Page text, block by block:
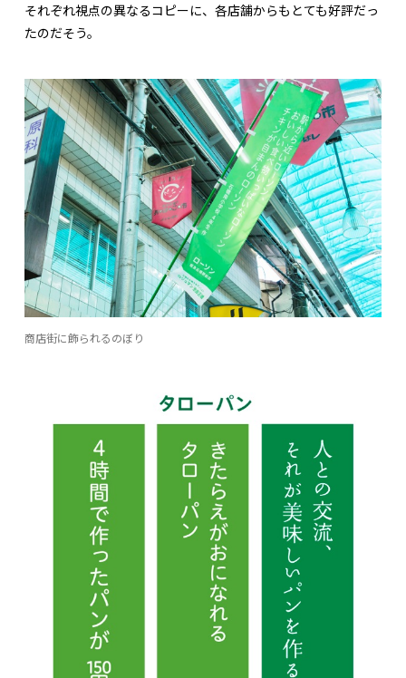
それぞれ視点の異なるコピーに、各店舗からもとても好評だっ
たのだそう。
商店街に飾られるのぼり